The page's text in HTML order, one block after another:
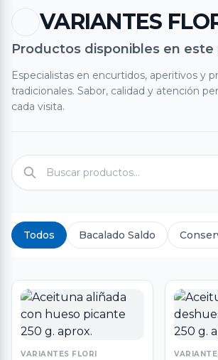
VARIANTES
Productos disponibles en
Especialistas en encurtidos, aperitivos y
tradicionales. Sabor, calidad y atención
cada visita.
Todos Bacalado Saldo
VARIANTES FLORI